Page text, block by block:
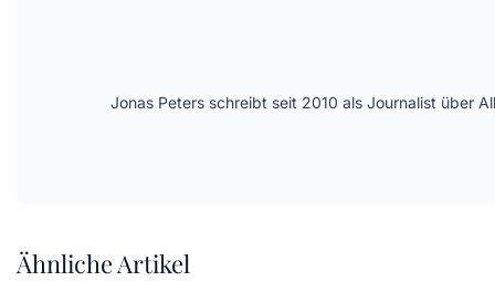
Jonas Peters schreibt seit 2010 als Journalist über
Ähnliche Artikel